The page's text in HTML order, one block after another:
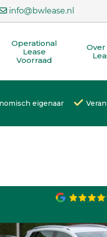
info@bwlease.nl
Operational
Lease
Voorraad
eigenaar